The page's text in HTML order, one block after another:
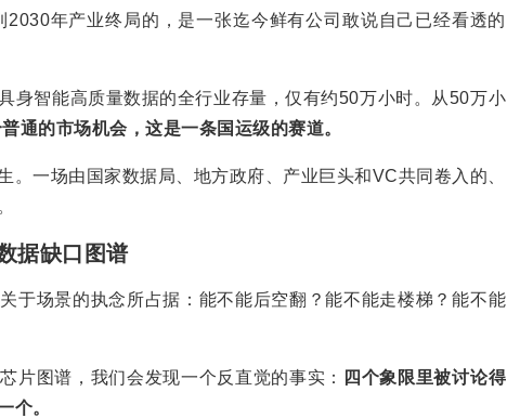
年产业终局的，是一张迄今鲜有公司敢说自己已经看透的
身智能高质量数据的全行业存量，仅有约50万小时。从50万小
通的市场机会，这是一条国运级的赛道。
一场由国家数据局、地方政府、产业巨头和VC共同卷入的、
据缺口图谱
于场景的执念所占据：能不能后空翻？能不能走楼梯？能不能
片图谱，我们会发现一个反直觉的事实：
四个象限里被讨论得
个。